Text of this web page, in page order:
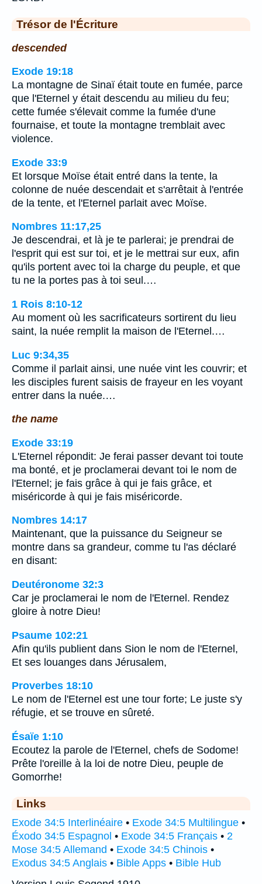
Trésor de l'Écriture
descended
Exode 19:18
La montagne de Sinaï était toute en fumée, parce
que l'Eternel y était descendu au milieu du feu;
cette fumée s'élevait comme la fumée d'une
fournaise, et toute la montagne tremblait avec
violence.
Exode 33:9
Et lorsque Moïse était entré dans la tente, la
colonne de nuée descendait et s'arrêtait à l'entrée
de la tente, et l'Eternel parlait avec Moïse.
Nombres 11:17,25
Je descendrai, et là je te parlerai; je prendrai de
l'esprit qui est sur toi, et je le mettrai sur eux, afin
qu'ils portent avec toi la charge du peuple, et que
tu ne la portes pas à toi seul.…
1 Rois 8:10-12
Au moment où les sacrificateurs sortirent du lieu
saint, la nuée remplit la maison de l'Eternel.…
Luc 9:34,35
Comme il parlait ainsi, une nuée vint les couvrir; et
les disciples furent saisis de frayeur en les voyant
entrer dans la nuée.…
the name
Exode 33:19
L'Eternel répondit: Je ferai passer devant toi toute
ma bonté, et je proclamerai devant toi le nom de
l'Eternel; je fais grâce à qui je fais grâce, et
miséricorde à qui je fais miséricorde.
Nombres 14:17
Maintenant, que la puissance du Seigneur se
montre dans sa grandeur, comme tu l'as déclaré
en disant:
Deutéronome 32:3
Car je proclamerai le nom de l'Eternel. Rendez
gloire à notre Dieu!
Psaume 102:21
Afin qu'ils publient dans Sion le nom de l'Eternel,
Et ses louanges dans Jérusalem,
Proverbes 18:10
Le nom de l'Eternel est une tour forte; Le juste s'y
réfugie, et se trouve en sûreté.
Ésaïe 1:10
Ecoutez la parole de l'Eternel, chefs de Sodome!
Prête l'oreille à la loi de notre Dieu, peuple de
Gomorrhe!
Links
Exode 34:5 Interlinéaire • Exode 34:5 Multilingue •
Éxodo 34:5 Espagnol • Exode 34:5 Français • 2
Mose 34:5 Allemand • Exode 34:5 Chinois •
Exodus 34:5 Anglais • Bible Apps • Bible Hub